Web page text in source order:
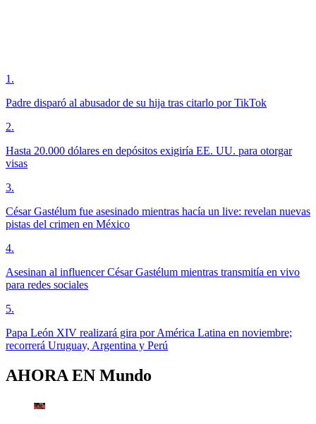
1 .
Padre disparó al abusador de su hija tras citarlo por TikTok
2.
Hasta 20.000 dólares en depósitos exigiría EE. UU. para otorgar
visas
3.
César Gastélum fue asesinado mientras hacía un live: revelan nuevas
pistas del crimen en México
4.
Asesinan al influencer César Gastélum mientras transmitía en vivo
para redes sociales
5.
Papa León XIV realizará gira por América Latina en noviembre;
recorrerá Uruguay, Argentina y Perú
AHORA EN Mundo